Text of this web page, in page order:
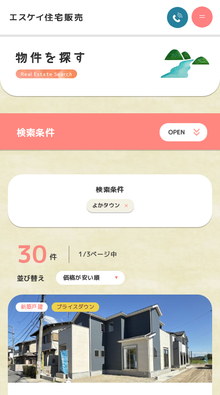
Real Estate Search
検索条件
検索条件
よかタウン
30 件 1/3ページ中
並び替え 価格が安い順
新築戸建 プライスダウン